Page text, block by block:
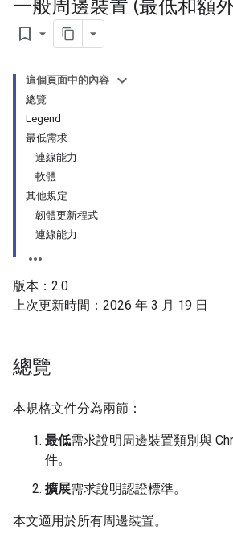
一般周邊裝置 (最低和額
bookmark_border
這個頁面中的內容
總覽
Legend
最低需求
連線能力
軟體
其他規定
韌體更新程式
連線能力
版本：2.0
上次更新時間：2026 年 3 月 19 日
總覽
本規格文件分為兩節：
最低需求說明周邊裝置類別與
件。
擴展需求說明認證標準。
本文適用於所有周邊裝置。